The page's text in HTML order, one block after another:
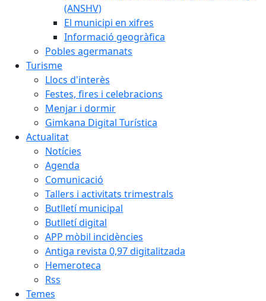
(ANSHV)
El municipi en xifres
Informació geogràfica
Pobles agermanats
Turisme
Llocs d'interès
Festes, fires i celebracions
Menjar i dormir
Gimkana Digital Turística
Actualitat
Notícies
Agenda
Comunicació
Tallers i activitats trimestrals
Butlletí municipal
Butlletí digital
APP mòbil incidències
Antiga revista 0,97 digitalitzada
Hemeroteca
Rss
Temes